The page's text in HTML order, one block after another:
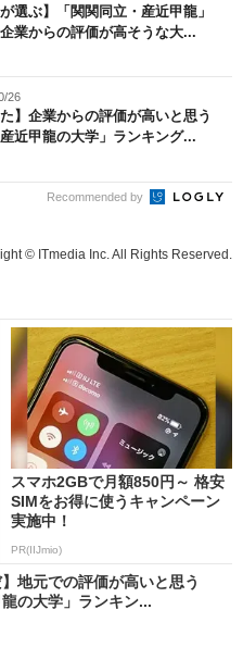
選ぶ】「関関同立・産近甲龍」
業からの評価が高そうな大...
26
た】企業からの評価が高いと思う
産近甲龍の大学」ランキング...
Recommended by
© ITmedia Inc. All Rights Reserved.
スマホ2GBで月額850円～ 格安
SIMをお得に使うキャンペーン
実施中！
PR(IIJmio)
】地元での評価が高いと思う
龍の大学」ランキン...